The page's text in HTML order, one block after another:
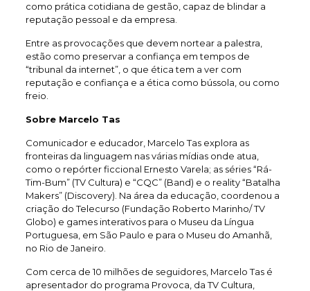
como prática cotidiana de gestão, capaz de blindar a
reputação pessoal e da empresa.
Entre as provocações que devem nortear a palestra,
estão como preservar a confiança em tempos de
“tribunal da internet”, o que ética tem a ver com
reputação e confiança e a ética como bússola, ou como
freio.
Sobre Marcelo Tas
Comunicador e educador, Marcelo Tas explora as
fronteiras da linguagem nas várias mídias onde atua,
como o repórter ficcional Ernesto Varela; as séries “Rá-
Tim-Bum” (TV Cultura) e “CQC” (Band) e o reality “Batalha
Makers” (Discovery). Na área da educação, coordenou a
criação do Telecurso (Fundação Roberto Marinho/ TV
Globo) e games interativos para o Museu da Língua
Portuguesa, em São Paulo e para o Museu do Amanhã,
no Rio de Janeiro.
Com cerca de 10 milhões de seguidores, Marcelo Tas é
apresentador do programa Provoca, da TV Cultura,